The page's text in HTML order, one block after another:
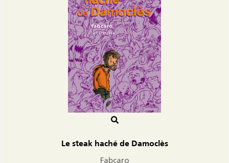
Le steak haché de Damoclès
Fabcaro